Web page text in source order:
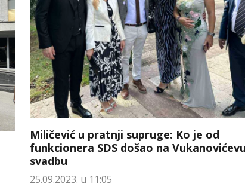
Miličević u pratnji supruge: Ko je od
funkcionera SDS došao na
svadbu
25.09.2023. u 11:05